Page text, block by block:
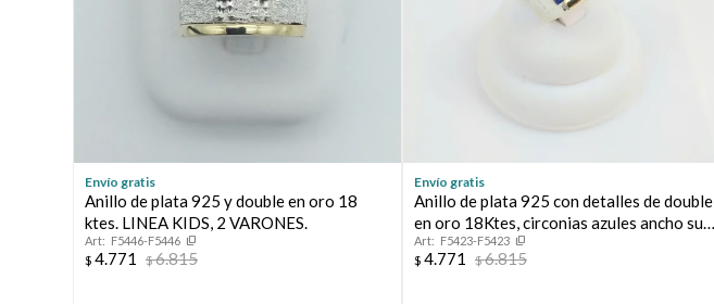
Envío gratis
Anillo de plata 925 y double en oro 18
ktes. LINEA KIDS, 2 VARONES.
F5446-F5446
$ 4.771 $6.815
Envío gratis
Anillo de plata 925 con detalles de double
en oro 18Ktes, circonias azules ancho sup
10mm, diámetro interno 18mm, #18
F5423-F5423
$ 4.771 $6.815